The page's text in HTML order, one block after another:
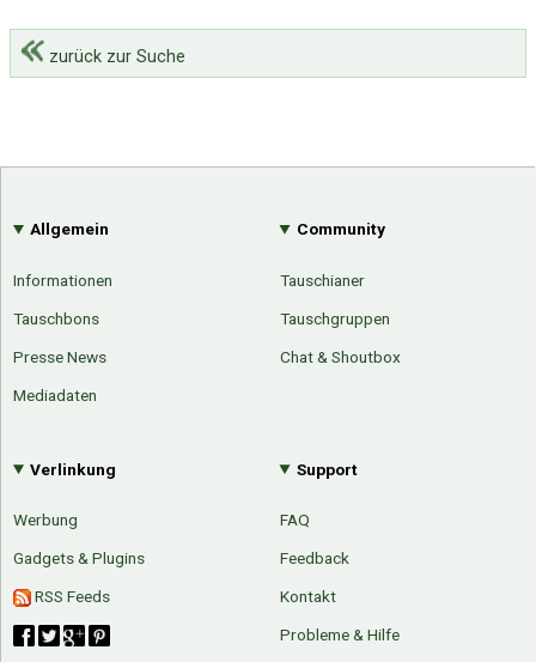
zurück zur Suche
Allgemein
Informationen
Tauschbons
Presse News
Mediadaten
Community
Tauschianer
Tauschgruppen
Chat & Shoutbox
Verlinkung
Werbung
Gadgets & Plugins
RSS Feeds
Support
FAQ
Feedback
Kontakt
Probleme & Hilfe